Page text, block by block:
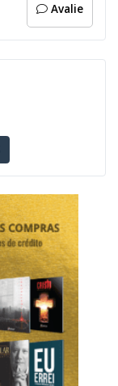
Avalie